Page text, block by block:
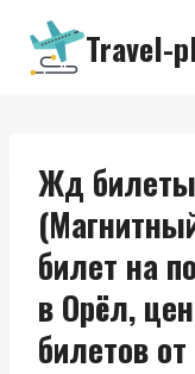
Перейти
содержимому
Travel-
Жд билеты
билет на
в Орёл,
билетов